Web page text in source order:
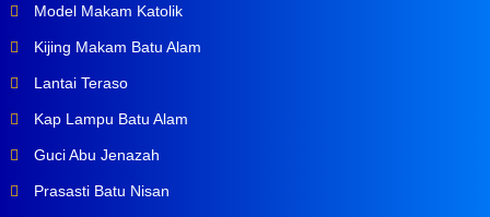
Model Makam Katolik
Kijing Makam Batu Alam
Lantai Teraso
Kap Lampu Batu Alam
Guci Abu Jenazah
Prasasti Batu Nisan